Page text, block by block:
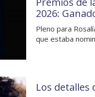
2026:
Pleno para
que estaba
Los detalles